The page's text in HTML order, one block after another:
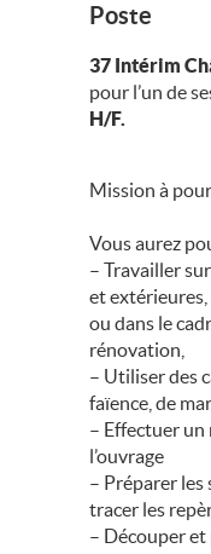
Poste
37 Intérim
pour l’un de
H/F.
Mission à
Vous aurez
– Travailler
et
ou dans le
rénovation,
– Utiliser des
faïence, de
– Effectuer un
l’ouvrage
– Préparer
tracer les
– Découper et